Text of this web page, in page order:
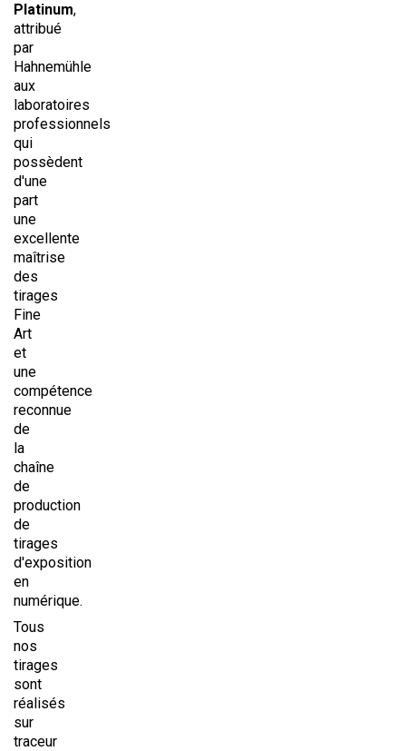
Platinum,
attribué
par
Hahnemühle
aux
laboratoires
professionnels
qui
possèdent
d'une
part
une
excellente
maîtrise
des
tirages
Fine
Art
et
une
compétence
reconnue
de
la
chaîne
de
production
de
tirages
d'exposition
en
numérique.
Tous
nos
tirages
sont
réalisés
sur
traceur